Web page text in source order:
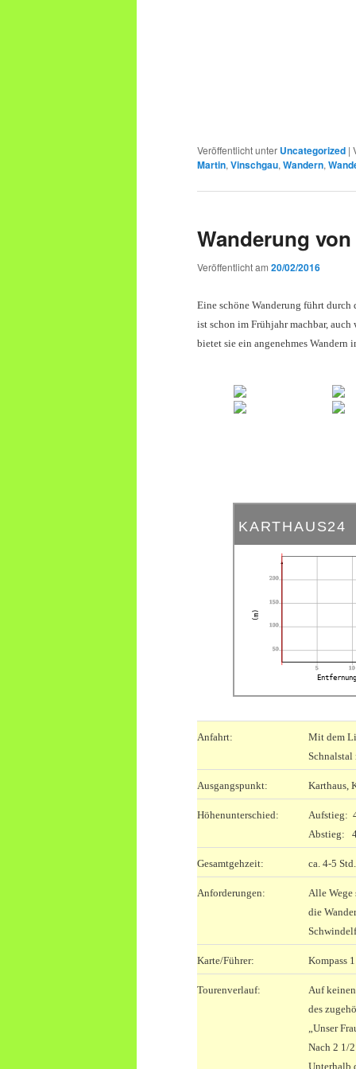
Veröffentlicht unter Uncategorized |
Martin, Vinschgau, Wandern,
Wanderung
Veröffentlicht am 20/02/2016
Eine schöne Wanderung führt durch
ist schon im Frühjahr machbar,
bietet sie ein angenehmes Wandern
KARTHAUS24
50
100
150
200
5 10
(m)
Anfahrt:
Mit dem
Schnalstal
Ausgangspunkt: Karthaus,
Höhenunterschied:
Aufstieg:
Abstieg:
Gesamtgehzeit: ca. 4-5 Std.
Anforderungen:
Alle Wege
die
Karte/Führer: Kompass
Tourenverlauf:
Auf
des
„Unser
Nach 2 1/
Unterhalb